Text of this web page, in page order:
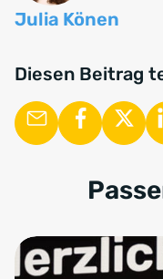
Julia Könen
Diesen Beitrag